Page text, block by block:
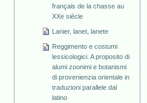
français de la chasse au
XXe siècle
Lanier, lanet, lanete
Reggimento e costumi
lessicologici. A proposito di
alumi zoonimi e botanismi
di provenienzia orientale in
traduzioni parallele dal
latino